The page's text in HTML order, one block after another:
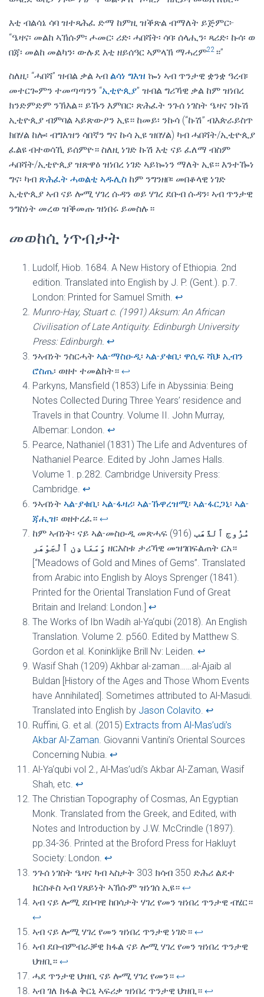
እቲ ብልሳኔ ሳባ ዝተጻሕፈ ድማ ከምዚ ዝቕጽል ብማለት ይጅምር፦
“ዔዛና፡ መልከ ኣኽሱም፡ ሖመር፡ ሪድ፡ ሓበሻት፡ ሳባ፡ ሰላሒን፡ ጻሪድ፡ ኩሳ፡ ወ
በጃ፡ መልከ መልካን፡ ውሉደ እቲ ዘይሰዓር ኣምላኽ ማሓረም22 ።”
ስለዚ፡ “ሓበሻ” ዝብል ቃል ኣብ ልሳነ ግእዝ ኰነ ኣብ ጥንታዊ ቋንቋ ዓረብ፡
መተርጐምን ተመጣጣንን “ኢቲዮጲያ” ዝብል ግሪኻዊ ቃል ከም ዝነበረ
ክንድምድም ንኽእል። ይኹን እምበር፡ ጽሕፈት ንጉሰ ነገስት ዔዛና ንኩሽ
ኢቲዮጲያ ብምባል ኣይጽውዖን ኢዩ። ከመይ፡ ንኩሳ (“ኩሽ” ብእጵራይስጥ
ክበሃል ከሎ፡ ብግእዝን ሳበኛን ግና ኩሳ ኢዩ ዝበሃል) ካብ ሓበሻት/ኢቲዮጲያ
ፈልዩ ብተወሳኺ ይሰምዮ። ስለዚ ነገድ ኩሽ እቲ ናይ ፈለማ ብስም
ሓበሻት/ኢቲዮጲያ ዝጽዋዕ ዝነበረ ነገድ ኣይኰነን ማለት ኢዩ። እንተዀነ
ግና፡ ካብ ጽሕፈት ሓወልቲ ኣዱሊስ ከም ንግንዘቦ፡ መበቆላዊ ነገድ
ኢቲዮጲያ ኣብ ናይ ሎሚ ሃገረ ሱዳን ወይ ሃገረ ደቡብ ሱዳን፡ ኣብ ጥንታዊ
ንግስነት መረወ ዝቕመጡ ዝነበሩ ይመስሉ።
መወከሲ ነጥብታት
Ludolf, Hiob. 1684. A New History of Ethiopia. 2nd
edition. Translated into English by J. P. (Gent.). p.7.
London: Printed for Samuel Smith. ↩︎
Munro-Hay, Stuart c. (1991) Aksum: An African
Civilisation of Late Antiquity. Edinburgh University
Press: Edinburgh. ↩︎
ንኣብነት ንስርሓት ኣል-ማስዑዲ፡ ኣል-ያቁቢ፡ ዋሲፍ ሻህ፡ ኢብን
ሮስጤ፡ ወዘተ ተመልከት። ↩︎
Parkyns, Mansfield (1853) Life in Abyssinia: Being
Notes Collected During Three Years’ residence and
Travels in that Country. Volume II. John Murray,
Albemar: London. ↩︎
Pearce, Nathaniel (1831) The Life and Adventures of
Nathaniel Pearce. Edited by John James Halls.
Volume 1. p.282. Cambridge University Press:
Cambridge. ↩︎
ንኣብነት ኣል-ያቁቢ፡ ኣል-ፋዛሪ፡ ኣል-ኹዋረዝሚ፡ ኣል-ፋርጋኒ፡ ኣል-
ጃሒዝ፡ ወዘተረፈ። ↩︎
ከም ኣብነት፡ ናይ ኣል-መስዑዲ መጽሓፍ (916) مُرُوج ٱلذَّهَب
وَمَعَادِن ٱلْجَوْهَر ዘርእስቱ ታሪኻዊ መዝገበፍልጠት ርአ።
[“Meadows of Gold and Mines of Gems”. Translated
from Arabic into English by Aloys Sprenger (1841).
Printed for the Oriental Translation Fund of Great
Britain and Ireland: London.] ↩︎
The Works of Ibn Wadih al-Ya‘qubi (2018). An English
Translation. Volume 2. p560. Edited by Matthew S.
Gordon et al. Koninklijke Brill Nv: Leiden. ↩︎
Wasif Shah (1209) Akhbar al-zaman……al-Ajaib al
Buldan [History of the Ages and Those Whom Events
have Annihilated]. Sometimes attributed to Al-Masudi.
Translated into English by Jason Colavito. ↩︎
Ruffini, G. et al. (2015) Extracts from Al-Mas’udi’s
Akbar Al-Zaman. Giovanni Vantini’s Oriental Sources
Concerning Nubia. ↩︎
Al-Ya‘qubi vol 2., Al-Mas’udi’s Akbar Al-Zaman, Wasif
Shah, etc. ↩︎
The Christian Topography of Cosmas, An Egyptian
Monk. Translated from the Greek, and Edited, with
Notes and Introduction by J.W. McCrindle (1897).
pp.34-36. Printed at the Broford Press for Hakluyt
Society: London. ↩︎
ንጉሰ ነገስት ዔዛና ካብ ኣስታት 303 ክሳብ 350 ድሕሪ ልደተ
ክርስቶስ ኣብ ሃጸይነት ኣኽሱም ዝነገሰ ኢዩ። ↩︎
ኣብ ናይ ሎሚ ደቡባዊ ከበሳታት ሃገረ የመን ዝነበረ ጥንታዊ ብሄር።
↩︎
ኣብ ናይ ሎሚ ሃገረ የመን ዝነበረ ጥንታዊ ነገድ። ↩︎
ኣብ ደቡብምብራቓዊ ክፋል ናይ ሎሚ ሃገረ የመን ዝነበረ ጥንታዊ
ህዝቢ። ↩︎
ሓደ ጥንታዊ ህዝቢ ናይ ሎሚ ሃገረ የመን። ↩︎
ኣብ ገለ ክፋል ቅርኒ ኣፍሪቃ ዝነበረ ጥንታዊ ህዝቢ። ↩︎